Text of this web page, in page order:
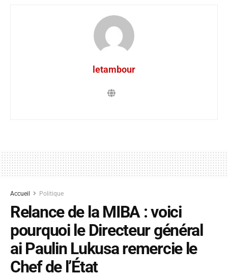
letambour
Accueil Politique
Relance de la MIBA : voici
pourquoi le Directeur général
ai Paulin Lukusa remercie le
Chef de l’État